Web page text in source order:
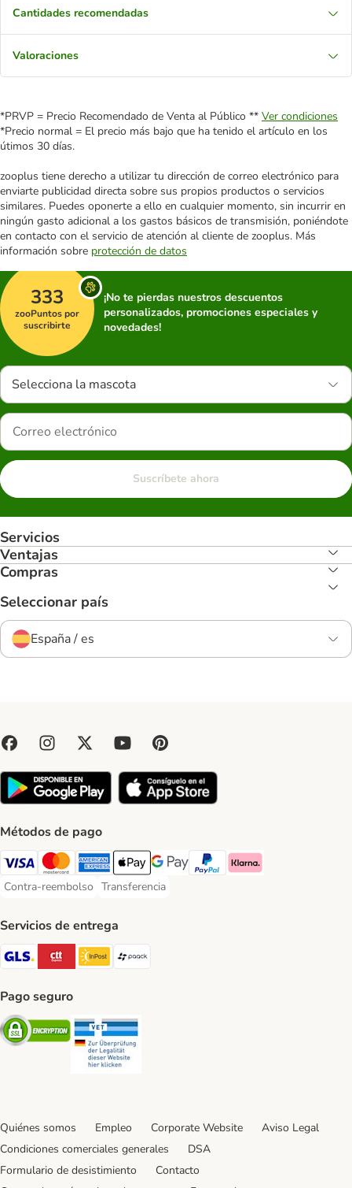
Cantidades recomendadas
Valoraciones
*PRVP = Precio Recomendado de Venta al Público ** Ver condiciones
*Precio normal = El precio más bajo que ha tenido el artículo en los
útimos 30 días.
zooplus tiene derecho a utilizar tu dirección de correo electrónico para
enviarte publicidad directa sobre sus propios productos o servicios
similares. Puedes oponerte a ello en cualquier momento, sin incurrir en
ningún gasto adicional a los gastos básicos de transmisión, poniéndote
en contacto con el servicio de atención al cliente de zooplus. Más
información sobre protección de datos
333
zooPuntos por
suscribirte
¡No te pierdas nuestros descuentos
personalizados, promociones especiales y
novedades!
Selecciona la mascota
Suscríbete ahora
Servicios
Ventajas
Compras
Seleccionar país
España / es
Métodos de pago
Visa Payment Method
Mastercard Payment Method
American Express Payment Method
Apple Pay Payment Method
Google Pay Payment Method
PayPal Payment Method
Klarna Payment Method
Contra-reembolso
Contra-reembolso Payment Method
Transferencia
Transferencia Payment Method
Servicios de entrega
GLS Shipping Method
CTTExpress Shipping Method
InPost Shipping Method
paack Shipping Method
Pago seguro
Security
Quiénes somos Empleo Corporate Website
Aviso Legal
Condiciones comerciales generales
DSA
Formulario de desistimiento
Contacto